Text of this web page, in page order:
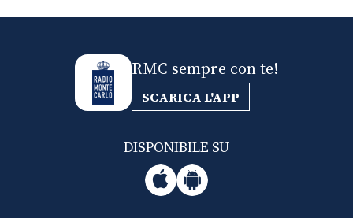
RMC sempre con te!
SCARICA L'APP
DISPONIBILE SU